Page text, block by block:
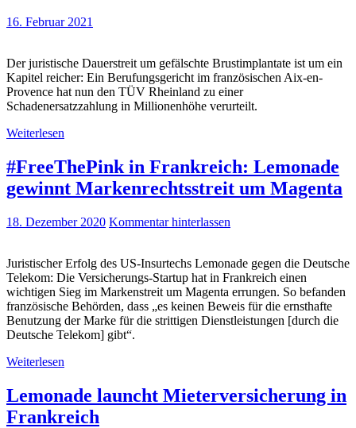
16. Februar 2021
Der juristische Dauerstreit um gefälschte Brustimplantate ist um ein
Kapitel reicher: Ein Berufungsgericht im französischen Aix-en-
Provence hat nun den TÜV Rheinland zu einer
Schadenersatzzahlung in Millionenhöhe verurteilt.
Weiterlesen
#FreeThePink in Frankreich: Lemonade
gewinnt Markenrechtsstreit um Magenta
18. Dezember 2020 Kommentar hinterlassen
Juristischer Erfolg des US-Insurtechs Lemonade gegen die Deutsche
Telekom: Die Versicherungs-Startup hat in Frankreich einen
wichtigen Sieg im Markenstreit um Magenta errungen. So befanden
französische Behörden, dass „es keinen Beweis für die ernsthafte
Benutzung der Marke für die strittigen Dienstleistungen [durch die
Deutsche Telekom] gibt“.
Weiterlesen
Lemonade launcht Mieterversicherung in
Frankreich